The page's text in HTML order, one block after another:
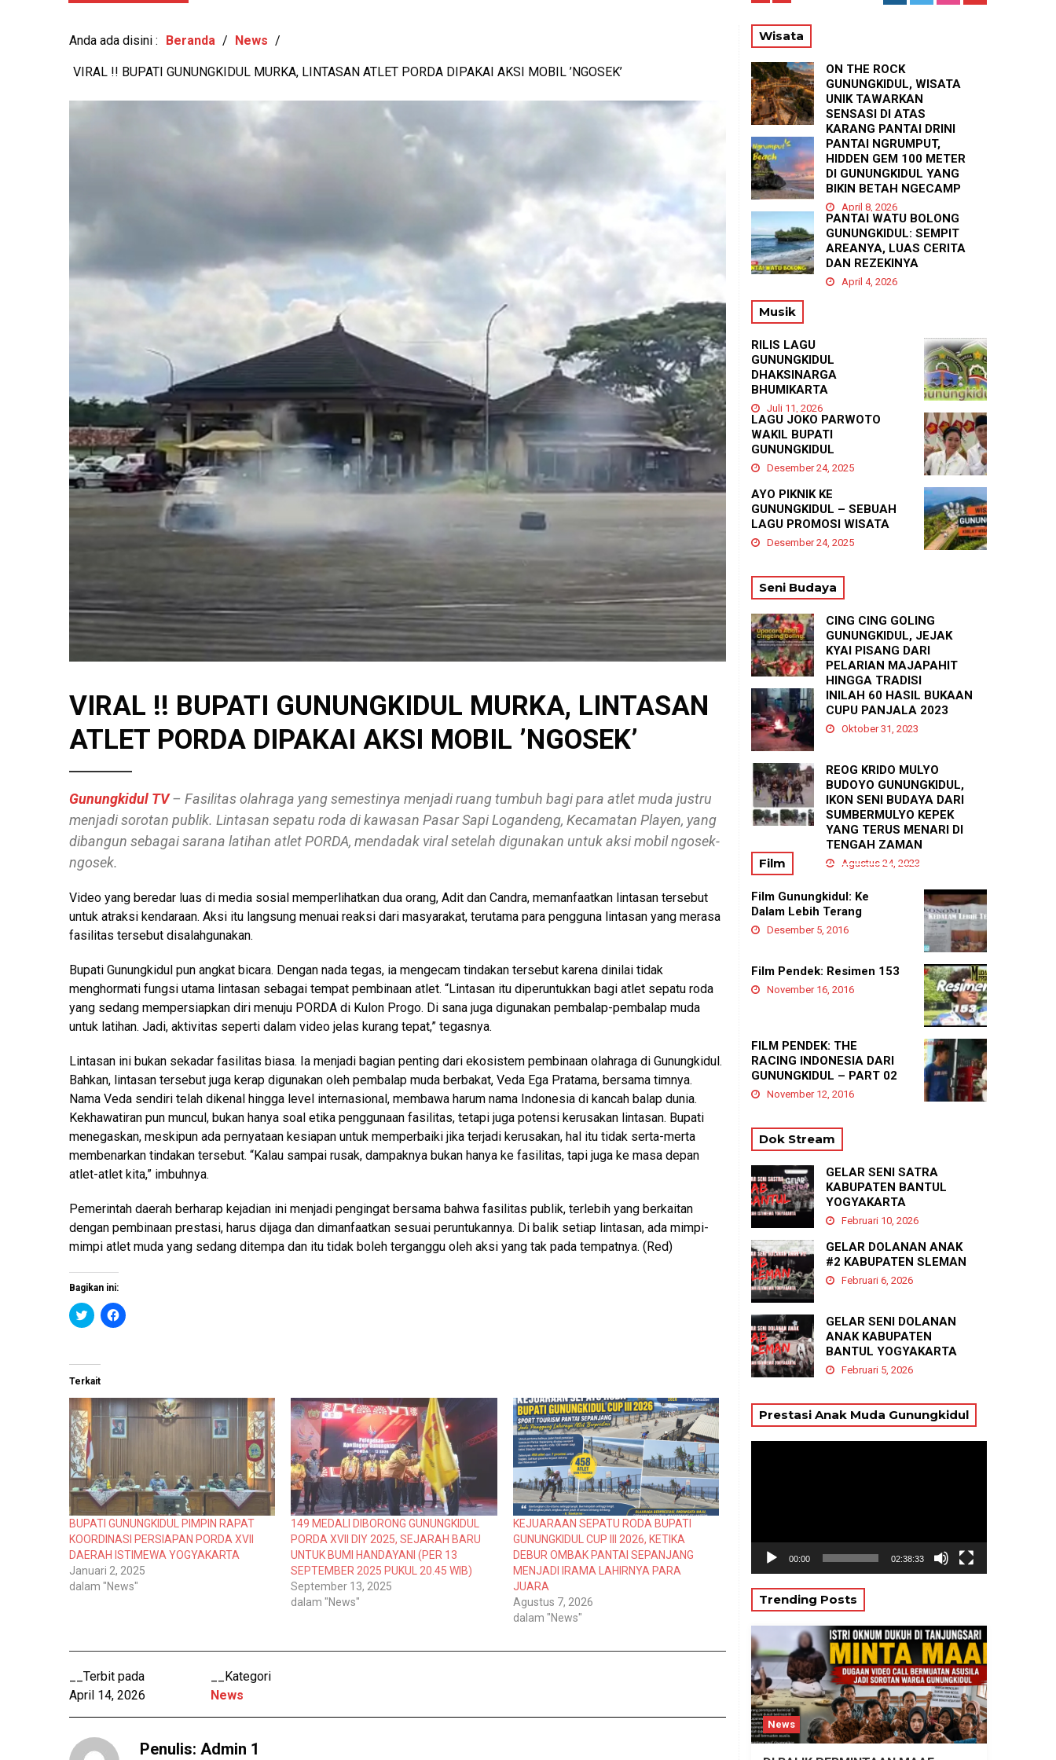
Anda ada disini : Beranda / News /
VIRAL !! BUPATI GUNUNGKIDUL MURKA, LINTASAN ATLET PORDA DIPAKAI AKSI MOBIL ’NGOSEK’
VIRAL !! BUPATI GUNUNGKIDUL MURKA, LINTASAN
ATLET PORDA DIPAKAI AKSI MOBIL ’NGOSEK’
Gunungkidul TV– Fasilitas olahraga yang semestinya menjadi ruang tumbuh bagi para atlet muda justru
menjadi sorotan publik. Lintasan sepatu roda di kawasan Pasar Sapi Logandeng, Kecamatan Playen, yang
dibangun sebagai sarana latihan atlet PORDA, mendadak viral setelah digunakan untuk aksi mobil ngosek-
ngosek.
Video yang beredar luas di media sosial memperlihatkan dua orang, Adit dan Candra, memanfaatkan lintasan tersebut
untuk atraksi kendaraan. Aksi itu langsung menuai reaksi dari masyarakat, terutama para pengguna lintasan yang merasa
fasilitas tersebut disalahgunakan.
Bupati Gunungkidul pun angkat bicara. Dengan nada tegas, ia mengecam tindakan tersebut karena dinilai tidak
menghormati fungsi utama lintasan sebagai tempat pembinaan atlet. “Lintasan itu diperuntukkan bagi atlet sepatu roda
yang sedang mempersiapkan diri menuju PORDA di Kulon Progo. Di sana juga digunakan pembalap-pembalap muda
untuk latihan. Jadi, aktivitas seperti dalam video jelas kurang tepat,” tegasnya.
Lintasan ini bukan sekadar fasilitas biasa. Ia menjadi bagian penting dari ekosistem pembinaan olahraga di Gunungkidul.
Bahkan, lintasan tersebut juga kerap digunakan oleh pembalap muda berbakat, Veda Ega Pratama, bersama timnya.
Nama Veda sendiri telah dikenal hingga level internasional, membawa harum nama Indonesia di kancah balap dunia.
Kekhawatiran pun muncul, bukan hanya soal etika penggunaan fasilitas, tetapi juga potensi kerusakan lintasan. Bupati
menegaskan, meskipun ada pernyataan kesiapan untuk memperbaiki jika terjadi kerusakan, hal itu tidak serta-merta
membenarkan tindakan tersebut. “Kalau sampai rusak, dampaknya bukan hanya ke fasilitas, tapi juga ke masa depan
atlet-atlet kita,” imbuhnya.
Pemerintah daerah berharap kejadian ini menjadi pengingat bersama bahwa fasilitas publik, terlebih yang berkaitan
dengan pembinaan prestasi, harus dijaga dan dimanfaatkan sesuai peruntukannya. Di balik setiap lintasan, ada mimpi-
mimpi atlet muda yang sedang ditempa dan itu tidak boleh terganggu oleh aksi yang tak pada tempatnya. (Red)
Bagikan ini:
K
l
n
u
b
e
r
b
a
g
i
p
a
d
a
T
w
i
t
t
e
r
(
k
d
i
j
e
d
l
a
K
l
m
e
m
b
k
a
n
i
F
a
c
e
b
o
o
b
a
d
i
e
Terkait
BUPATI GUNUNGKIDUL PIMPIN RAPAT
KOORDINASI PERSIAPAN PORDA XVII
DAERAH ISTIMEWA YOGYAKARTA
Januari 2, 2025
dalam "News"
149 MEDALI DIBORONG GUNUNGKIDUL
PORDA XVII DIY 2025, SEJARAH BARU
UNTUK BUMI HANDAYANI (PER 13
SEPTEMBER 2025 PUKUL 20.45 WIB)
September 13, 2025
dalam "News"
KEJUARAAN SEPATU RODA BUPATI
GUNUNGKIDUL CUP III 2026, KETIKA
DEBUR OMBAK PANTAI SEPANJANG
MENJADI IRAMA LAHIRNYA PARA
JUARA
Agustus 7, 2026
dalam "News"
__Terbit pada
April 14, 2026
__Kategori
News
Penulis: Admin 1
Wisata
ON THE ROCK
GUNUNGKIDUL, WISATA
UNIK TAWARKAN
SENSASI DI ATAS
KARANG PANTAI DRINI
April 23, 2026
PANTAI NGRUMPUT,
HIDDEN GEM 100 METER
DI GUNUNGKIDUL YANG
BIKIN BETAH NGECAMP
April 8, 2026
PANTAI WATU BOLONG
GUNUNGKIDUL: SEMPIT
AREANYA, LUAS CERITA
DAN REZEKINYA
April 4, 2026
Musik
RILIS LAGU
GUNUNGKIDUL
DHAKSINARGA
BHUMIKARTA
Juli 11, 2026
LAGU JOKO PARWOTO
WAKIL BUPATI
GUNUNGKIDUL
Desember 24, 2025
AYO PIKNIK KE
GUNUNGKIDUL – SEBUAH
LAGU PROMOSI WISATA
Desember 24, 2025
Seni Budaya
CING CING GOLING
GUNUNGKIDUL, JEJAK
KYAI PISANG DARI
PELARIAN MAJAPAHIT
HINGGA TRADISI
TASYAKURAN
PADUKUHAN GEDANGAN
Agustus 21, 2025
INILAH 60 HASIL BUKAAN
CUPU PANJALA 2023
Oktober 31, 2023
REOG KRIDO MULYO
BUDOYO GUNUNGKIDUL,
IKON SENI BUDAYA DARI
SUMBERMULYO KEPEK
YANG TERUS MENARI DI
TENGAH ZAMAN
Agustus 24, 2023
Film
Film Gunungkidul: Ke
Dalam Lebih Terang
Desember 5, 2016
Film Pendek: Resimen 153
November 16, 2016
FILM PENDEK: THE
RACING INDONESIA DARI
GUNUNGKIDUL – PART 02
November 12, 2016
Dok Stream
GELAR SENI SATRA
KABUPATEN BANTUL
YOGYAKARTA
Februari 10, 2026
GELAR DOLANAN ANAK
#2 KABUPATEN SLEMAN
Februari 6, 2026
GELAR SENI DOLANAN
ANAK KABUPATEN
BANTUL YOGYAKARTA
Februari 5, 2026
Prestasi Anak Muda Gunungkidul
00:00 02:38:33
Trending Posts
News